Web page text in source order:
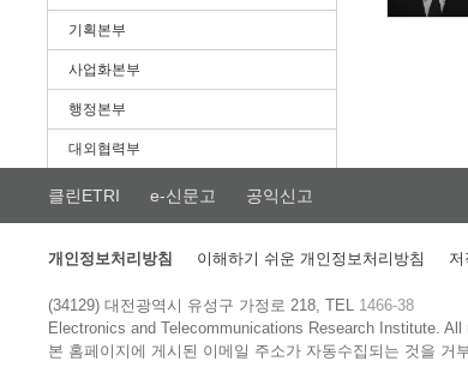
기획본부
사업화본부
행정본부
대외협력부
클린ETRI e-신문고 공익신고
개인정보처리방침 이해하기 쉬운 개인정보처리방침 저
(34129) 대전광역시 유성구 가정로 218, TEL 1466-38
Electronics and Telecommunications Research Institute.All
본 홈페이지에 게시된 이메일 주소가 자동수집되는 것을